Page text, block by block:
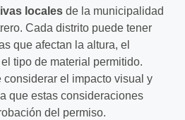
locales de la municipalidad
Cada distrito puede tener
que afectan la altura, el
tipo de material permitido.
considerar el impacto visual y
que estas consideraciones
del permiso.